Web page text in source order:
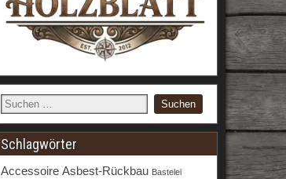
Schlagwörter
Accessoire Asbest-Rückbau Bastelei